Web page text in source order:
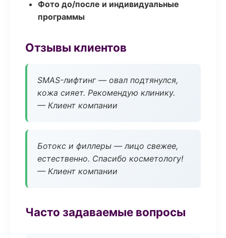
Фото до/после и индивидуальные
программы
Отзывы клиентов
SMAS-лифтинг — овал подтянулся,
кожа сияет. Рекомендую клинику.
— Клиент компании
Ботокс и филлеры — лицо свежее,
естественно. Спасибо косметологу!
— Клиент компании
Часто задаваемые вопросы